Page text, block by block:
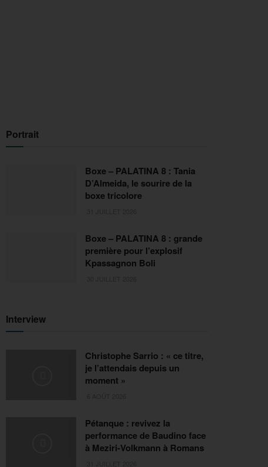
Portrait
Boxe – PALATINA 8 : Tania
D’Almeida, le sourire de la
boxe tricolore
Boxe – PALATINA 8 : grande
première pour l’explosif
Kpassagnon Boli
Interview
Christophe Sarrio : « ce titre,
je l’attendais depuis un
moment »
Pétanque : revivez la
performance de Baudino face
à Meziri-Volkmann à Romans